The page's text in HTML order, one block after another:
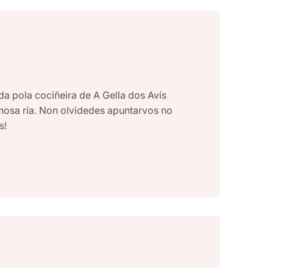
pola cociñeira de A Gella dos Avís
ría. Non olvidedes apuntarvos no